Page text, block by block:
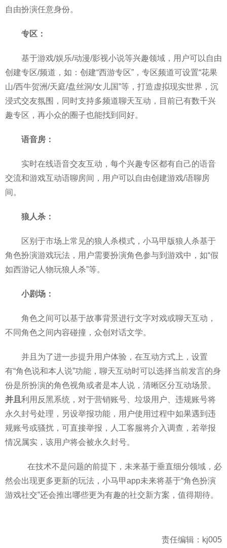
自由扮演任意身份。
专区：
基于游戏/娱乐/动漫/影视小说等兴趣领域，用户可以自由
创建专区/频道，如：创建“西游专区”，专区频道可设置“花果
山/西牛贺洲/天庭/盘丝洞/女儿国”等，打造虚拟现实世界，沉
浸式交友氛围，同时支持多频道聊天互动，目前已有数千兴
趣专区，再小众的圈子也能找到同好。
语音房：
实时在线语音交友互动，每个兴趣专区都有自己的语音
交流和游戏互动语聊房间，用户可以自由创建游戏/语聊房
间。
狼人杀：
区别于市场上常见的狼人杀模式，小马甲版狼人杀基于
角色扮演游戏玩法，用户需要扮演角色参与到游戏中，如“假
如西游记人物玩狼人杀”等。
小剧场：
角色之间可以基于故事背景进行文字对戏或聊天互动，
不同角色之间内容碰撞，众创对话文学。
并且为了进一步提升用户体验，在互动方式上，设置
有“角色说和本人说”功能，聊天互动时可以选择当前发言的身
份是所扮演的角色视角或者是本人说，清晰区分互动场景。
并且 利用反黑系统，对于营销账号、垃圾用户、违规账号将
永久封号处理，另设举报功能，用户使用过程中如果遇到违
规账号或骚扰，可直接举报，人工客服将介入调查，若举报
情况属实，该用户将会被永久封号。
在技术不是问题的前提下，未来基于垂直细分领域，必
然会出现更多更新的玩法，小马甲app未来将基于“角色扮演
游戏社交”还会推出哪些更为有趣的社交新方案，值得期待。
责任编辑：kj005